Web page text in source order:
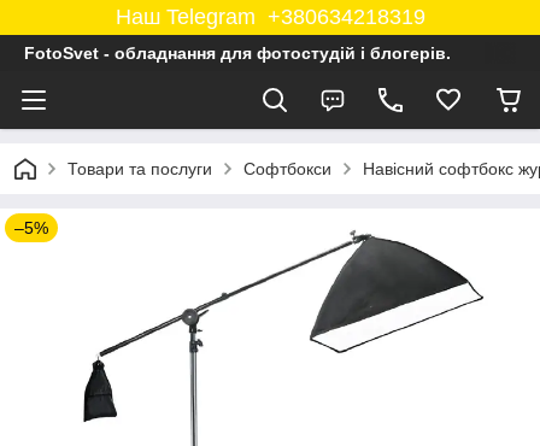
Наш Telegram +380634218319
FotoSvet - обладнання для фотостудій і блогерів.
Товари та послуги Софтбокси Навісний софтбокс
–5%